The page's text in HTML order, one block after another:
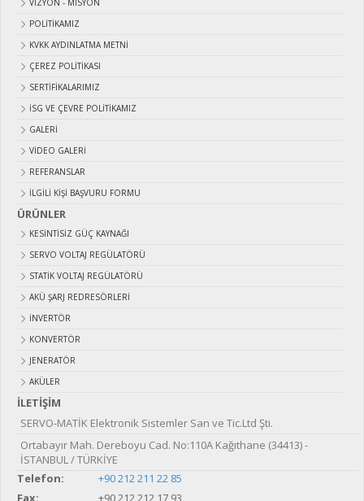
VIZYON - MISYON
POLITIKAMIZ
KVKK AYDINLATMA METNI
ÇEREZ POLITIKASI
SERTIFIKALARIMIZ
İSG VE ÇEVRE POLITIKAMIZ
GALERI
VIDEO GALERI
REFERANSLAR
İLGILI KIŞI BAŞVURU FORMU
ÜRÜNLER
KESİNTİSİZ GÜÇ KAYNAĞI
SERVO VOLTAJ REGÜLATÖRÜ
STATİK VOLTAJ REGÜLATÖRÜ
AKÜ ŞARJ REDRESÖRLERİ
İNVERTÖR
KONVERTÖR
JENERATÖR
AKÜLER
İLETİŞİM
SERVO-MATİK Elektronik Sistemler San ve Tic.Ltd Şti.
Ortabayır Mah. Dereboyu Cad. No:110A Kağıthane (34413) -
İSTANBUL / TÜRKİYE
Telefon:
+90 212 211 22 85
Fax:
+90 212 212 17 93